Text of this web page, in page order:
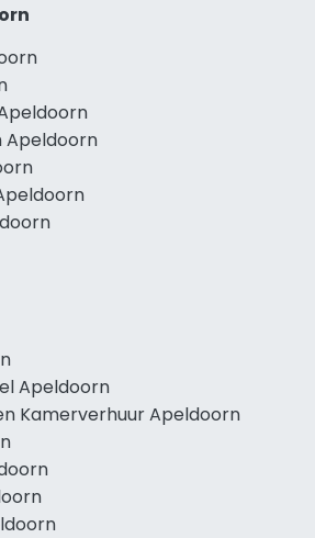
Apeldoorn
Apeldoorn
Kamerverhuur Apeldoorn